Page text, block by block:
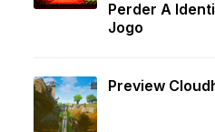
Perder A
Jogo
Preview